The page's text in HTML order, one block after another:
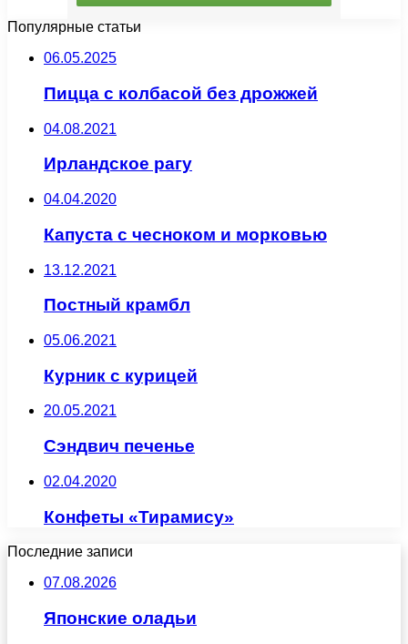
Популярные статьи
06.05.2025
Пицца с колбасой без дрожжей
04.08.2021
Ирландское рагу
04.04.2020
Капуста с чесноком и морковью
13.12.2021
Постный крамбл
05.06.2021
Курник с курицей
20.05.2021
Сэндвич печенье
02.04.2020
Конфеты «Тирамису»
Последние записи
07.08.2026
Японские оладьи